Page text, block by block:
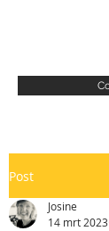
Post
Josine
14 mrt 2023